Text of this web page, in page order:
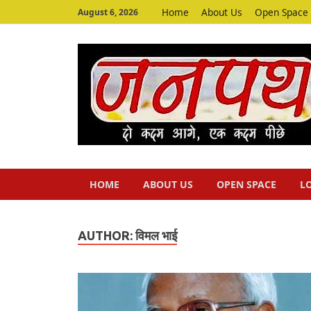
August 6, 2026 Home About Us Open Space
HOME ABOUT US OPEN SPACE
AUTHOR:विमल भाई